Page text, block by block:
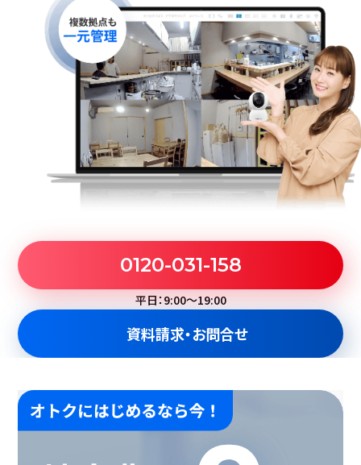
0120-031-158
平日：9:00～19:00
資料請求・お問合せ